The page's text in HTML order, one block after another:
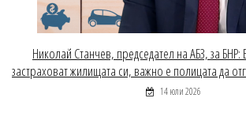
Николай Станчев, председател на АБЗ, за
застраховат жилищата си, важно е полицата да
14 юли 2026